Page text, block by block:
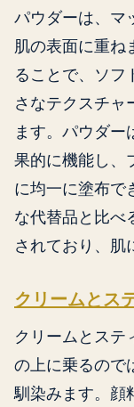
パウダーは、マ
肌の表面に重ね
ることで、ソフ
さなテクスチャ
ます。パウダー
果的に機能し、
に均一に塗布で
な代替品と比べ
されており、肌
クリームとス
クリームとステ
の上に乗るので
馴染みます。顔